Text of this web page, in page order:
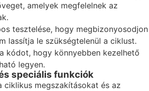
amelyek megfelelnek az
tesztelése, hogy megbizonyosodjon
lassítja le szükségtelenül a ciklust.
kódot, hogy könnyebben kezelhető
legyen.
speciális funkciók
ciklikus megszakításokat és az